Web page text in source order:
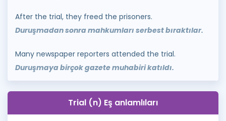
After the trial, they freed the prisoners.
Duruşmadan sonra mahkumları serbest bıraktılar.
Many newspaper reporters attended the trial.
Duruşmaya birçok gazete muhabiri katıldı.
Trial (n) Eş anlamlıları